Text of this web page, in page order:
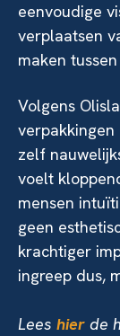
eenvoudige
verplaatsen
maken
Volgens
zelf
voelt
mensen
geen
krachtiger
ingreep dus,
Lees hier de